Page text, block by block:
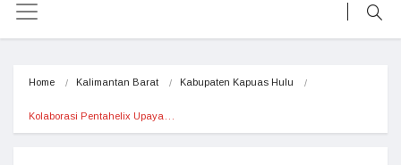
Home Kalimantan Barat Kabupaten Kapuas Hulu
Kolaborasi Pentahelix Upaya…